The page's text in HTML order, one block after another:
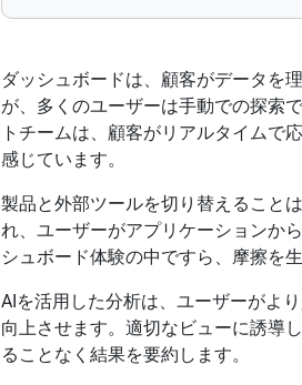
ダッシュボードは、顧客がデータを
が、多くのユーザーは手動での探索
トチームは、顧客がリアルタイムで
感じています。
製品と外部ツールを切り替えること
れ、ユーザーがアプリケーションか
シュボード体験の中ですら、摩擦を生
AIを活用した分析は、ユーザーがよ
向上させます。適切なビューに誘導
ることなく結果を要約します。